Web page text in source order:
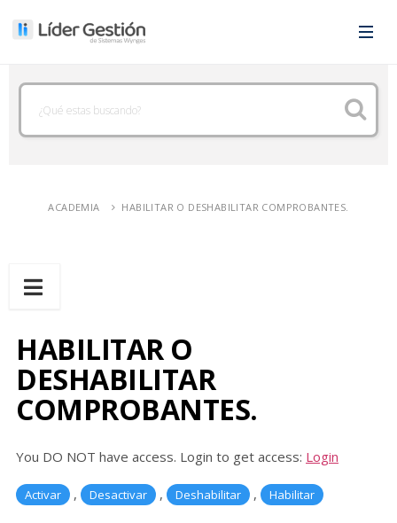
ACADEMIA HABILITAR O DESHABILITAR COMPROBANTES.
HABILITAR O
DESHABILITAR
COMPROBANTES.
You DO NOT have access. Login to get access: Login
Activar , Desactivar , Deshabilitar , Habilitar